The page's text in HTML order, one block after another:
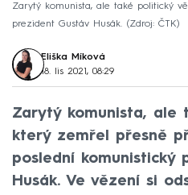
Zarytý komunista, ale také politický
prezident Gustáv Husák.
Zdroj: ČTK
Eliška Míková
18. lis 2021, 08:29
Zarytý komunista, ale
který zemřel přesně
poslední komunistický
Husák. Ve vězení si